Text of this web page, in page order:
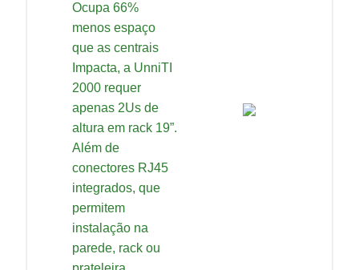
Ocupa 66%
menos espaço
que as centrais
Impacta, a UnniTI
2000 requer
apenas 2Us de
altura em rack 19”.
Além de
conectores RJ45
integrados, que
permitem
instalação na
parede, rack ou